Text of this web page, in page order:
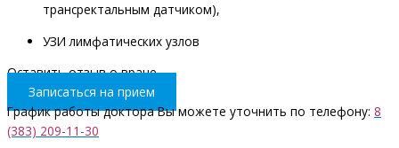
трансректальным датчиком),
УЗИ лимфатических узлов
Оставить отзыв о враче
Записаться на прием
График работы доктора Вы можете уточнить по телефону: 8
(383) 209-11-30